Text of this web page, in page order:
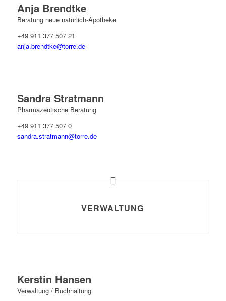
Anja Brendtke
Beratung neue natürlich-Apotheke
+49 911 377 507 21
anja.brendtke@torre.de
Sandra Stratmann
Pharmazeutische Beratung
+49 911 377 507 0
sandra.stratmann@torre.de
VERWALTUNG
Kerstin Hansen
Verwaltung / Buchhaltung